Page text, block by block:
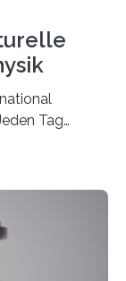
Tag
Neue
der Alltag in
Jahr 100
2025 zum